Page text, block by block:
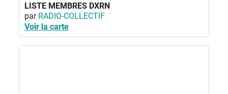
LISTE MEMBRES DXRN
par RADIO-COLLECTIF
Voir la carte